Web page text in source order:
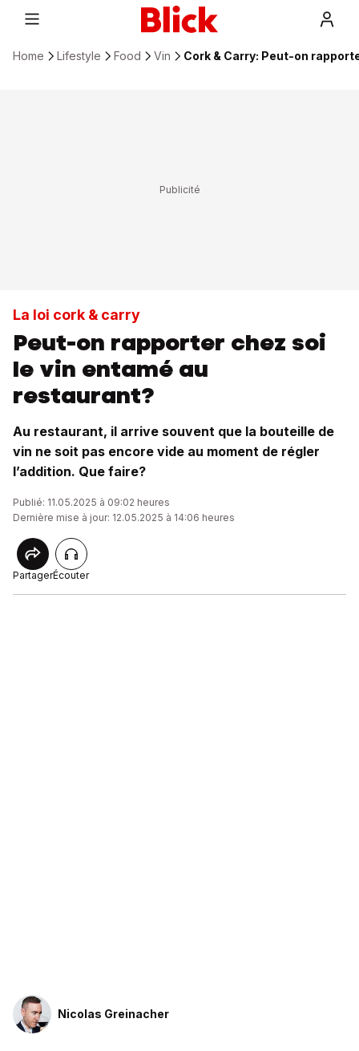
Home Lifestyle Food Vin Cork & Carry: Peut-on
La loi cork & carry
Peut-on rapporter chez soi
le vin entamé au
restaurant?
Au restaurant, il arrive souvent que la bouteille de
vin ne soit pas encore vide au moment de régler
l’addition. Que faire?
Publié: 11.05.2025 à 09:02 heures
Dernière mise à jour: 12.05.2025 à 14:06 heures
PartagerÉcouter
Nicolas Greinacher